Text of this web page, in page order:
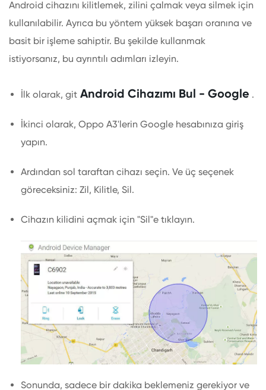
Android cihazını kilitlemek, zilini çalmak veya silmek için
kullanılabilir. Ayrıca bu yöntem yüksek başarı oranına ve
basit bir işleme sahiptir. Bu şekilde kullanmak
istiyorsanız, bu ayrıntılı adımları izleyin.
İlk olarak, git Android Cihazımı Bul - Google .
İkinci olarak, Oppo A3'lerin Google hesabınıza giriş
yapın.
Ardından sol taraftan cihazı seçin. Ve üç seçenek
göreceksiniz: Zil, Kilitle, Sil.
Cihazın kilidini açmak için "Sil"e tıklayın.
Sonunda, sadece bir dakika beklemeniz gerekiyor ve